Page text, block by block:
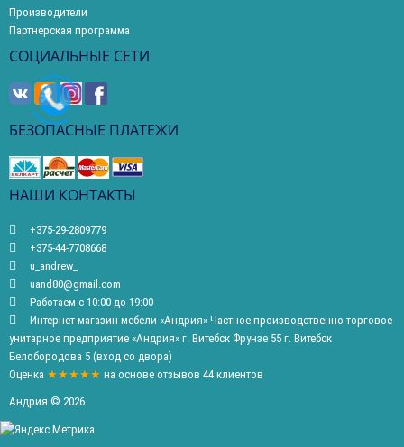
Производители
Партнерская программа
СОЦИАЛЬНЫЕ СЕТИ
БЕЗОПАСНЫЕ ПЛАТЕЖИ
НАШИ КОНТАКТЫ
+375-29-2809779
+375-44-7708668
u_andrew_
uand80@gmail.com
Работаем с 10:00 до 19:00
Интернет-магазин мебели «Андрия» Частное производственно-торговое
унитарное предприятие «Андрия» г. Витебск Фрунзе 55 г. Витебск
Белобородова 5 (вход со двора)
Оценка ★★★★★ на основе отзывов 44 клиентов
Андрия © 2026